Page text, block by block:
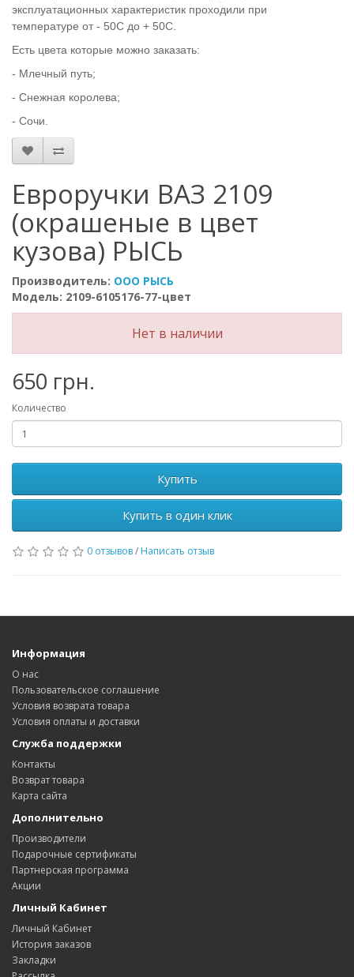
эксплуатационных характеристик проходили при
температуре от - 50С до + 50С.
Есть цвета которые можно заказать:
- Млечный путь;
- Снежная королева;
- Сочи.
Евроручки ВАЗ 2109
(окрашеные в цвет
кузова) РЫСЬ
Производитель: ООО РЫСЬ
Модель: 2109-6105176-77-цвет
Нет в наличии
650 грн.
Количество
Купить
Купить в один клик
0 отзывов/ Написать отзыв
Информация
О нас
Пользовательское соглашение
Условия возврата товара
Условия оплаты и доставки
Служба поддержки
Контакты
Возврат товара
Карта сайта
Дополнительно
Производители
Подарочные сертификаты
Партнерская программа
Акции
Личный Кабинет
Личный Кабинет
История заказов
Закладки